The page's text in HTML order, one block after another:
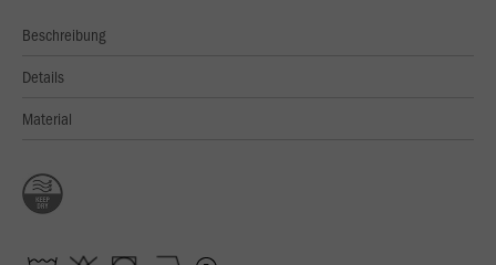
Beschreibung
Details
Material